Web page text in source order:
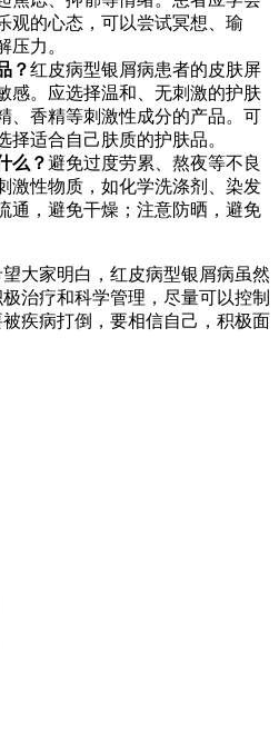
观的心态，可以尝试冥想、瑜
压力。
？红皮病型银屑病患者的皮肤屏
感。应选择温和、无刺激的护肤
、香精等刺激性成分的产品。可
择适合自己肤质的护肤品。
么？避免过度劳累、熬夜等不良
激性物质，如化学洗涤剂、染发
通，避免干燥；注意防晒，避免
大家明白，红皮病型银屑病虽然
治疗和科学管理，尽量可以控制
疾病打倒，要相信自己，积极面